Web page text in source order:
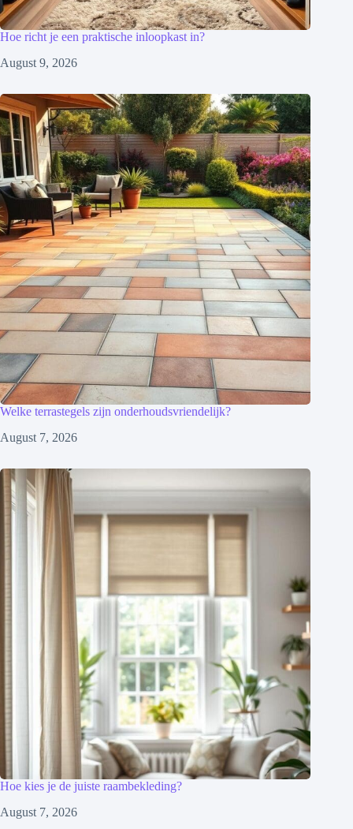
Hoe richt je een praktische inloopkast in?
August 9, 2026
Welke terrastegels zijn onderhoudsvriendelijk?
August 7, 2026
Hoe kies je de juiste raambekleding?
August 7, 2026